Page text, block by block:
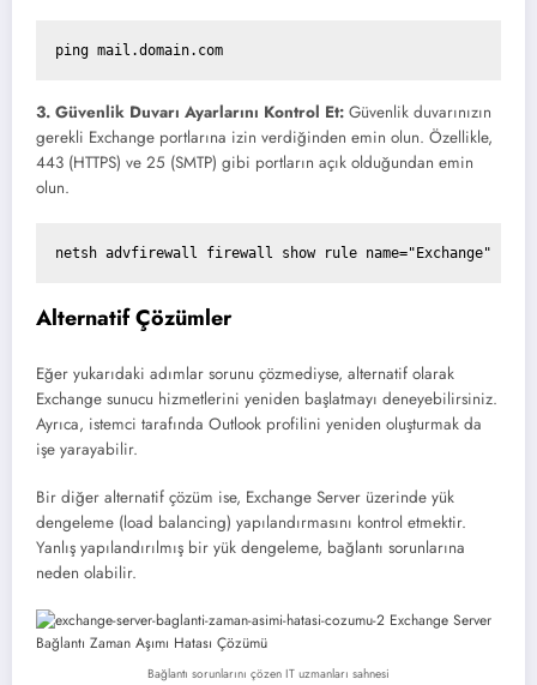
ping mail.domain.com
3. Güvenlik Duvarı Ayarlarını Kontrol Et: Güvenlik duvarınızın
gerekli Exchange portlarına izin verdiğinden emin olun. Özellikle,
443 (HTTPS) ve 25 (SMTP) gibi portların açık olduğundan emin
olun.
netsh advfirewall firewall show rule name="Exchange"
Alternatif Çözümler
Eğer yukarıdaki adımlar sorunu çözmediyse, alternatif olarak
Exchange sunucu hizmetlerini yeniden başlatmayı deneyebilirsiniz.
Ayrıca, istemci tarafında Outlook profilini yeniden oluşturmak da
işe yarayabilir.
Bir diğer alternatif çözüm ise, Exchange Server üzerinde yük
dengeleme (load balancing) yapılandırmasını kontrol etmektir.
Yanlış yapılandırılmış bir yük dengeleme, bağlantı sorunlarına
neden olabilir.
Bağlantı sorunlarını çözen IT uzmanları sahnesi